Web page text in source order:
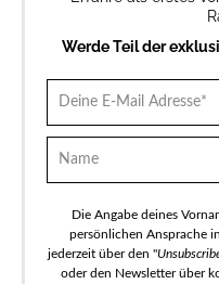
Werde Teil der
Die Angabe deines
persönlichen Ansprache
jederzeit über den "
oder den Newsletter über